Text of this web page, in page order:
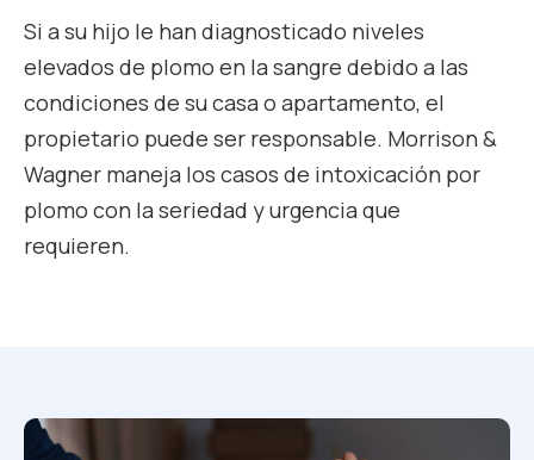
Si a su hijo le han diagnosticado niveles
elevados de plomo en la sangre debido a las
condiciones de su casa o apartamento, el
propietario puede ser responsable. Morrison &
Wagner maneja los casos de intoxicación por
plomo con la seriedad y urgencia que
requieren.